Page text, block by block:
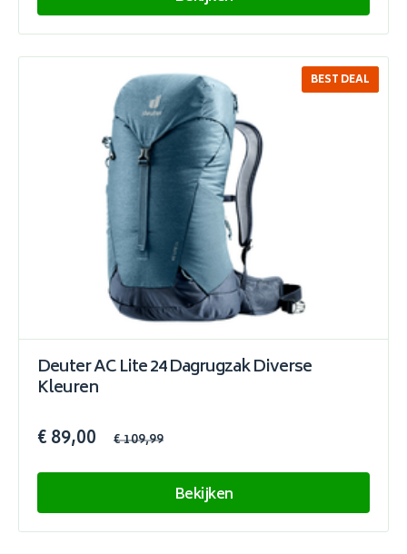
SALE
BEST DEAL
Deuter AC Lite 24 Dagrugzak Diverse
Kleuren
€ 89,00 € 109,99
Bekijken